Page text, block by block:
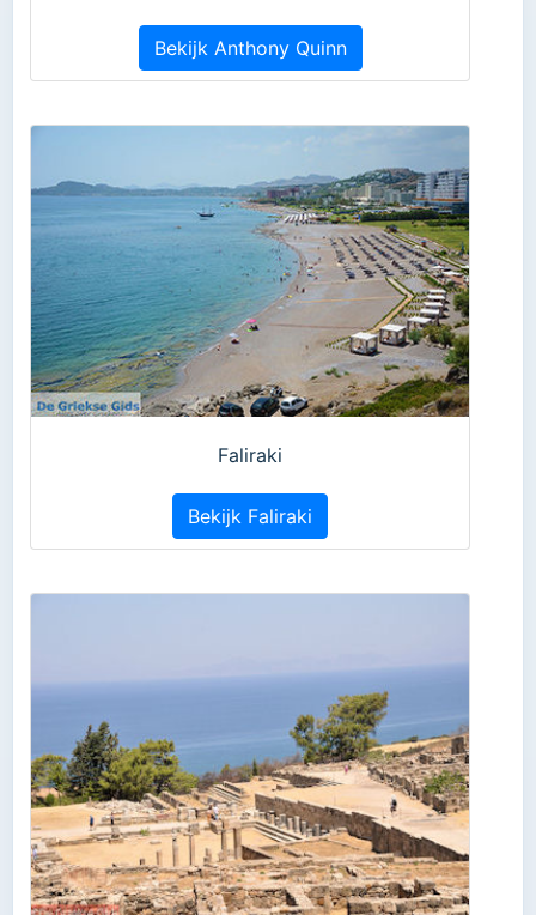
Bekijk Anthony Quinn
Faliraki
Bekijk Faliraki